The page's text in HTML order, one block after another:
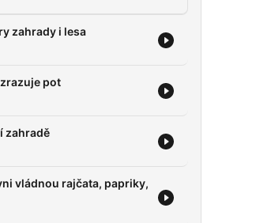
zahrady i lesa
pot
zahradě
vládnou rajčata, papriky,